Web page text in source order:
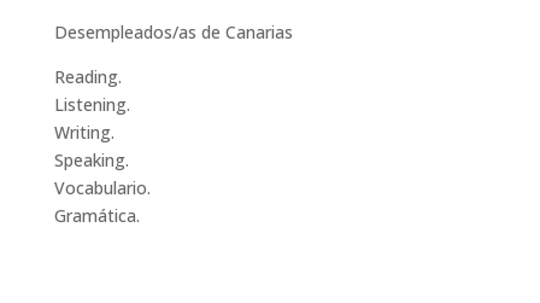
Desempleados/as de Canarias
Reading.
Listening.
Writing.
Speaking.
Vocabulario.
Gramática.